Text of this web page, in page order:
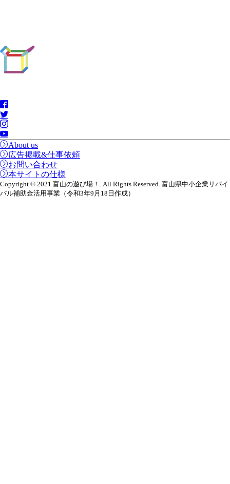
About us
広告掲載&仕事依頼
お問い合わせ
本サイトの仕様
Copyright © 2021 富山の遊び場！. All Rights Reserved. 富山県中小企業リバイ
バル補助金活用事業（令和3年9月18日作成）